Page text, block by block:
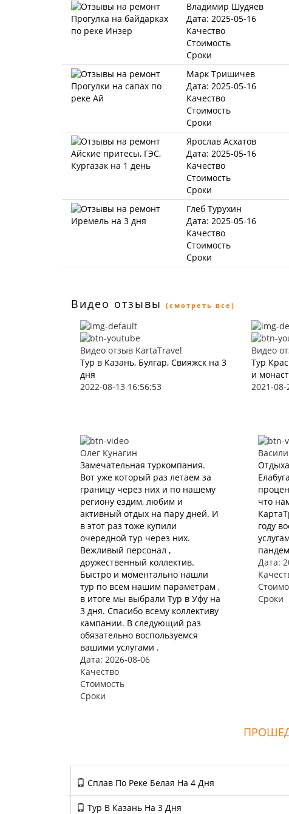
Владимир Шудяев
Дата: 2025-05-16
Качество
Стоимость
Сроки
Марк Тришичев
Дата: 2025-05-16
Качество
Стоимость
Сроки
Ярослав Асхатов
Дата: 2025-05-16
Качество
Стоимость
Сроки
Глеб Турухин
Дата: 2025-05-16
Качество
Стоимость
Сроки
Видео отзывы (смотреть все)
Видео отзыв KartaTravel
Тур в Казань, Булгар, Свияжск на 3
дня
2022-08-13 16:56:53
Видео
Тур
и
2021-
Олег Кунагин
Замечательная туркомпания.
Вот уже который раз летаем за
границу через них и по нашему
региону ездим, любим и
активный отдых на пару дней. И
в этот раз тоже купили
очередной тур через них.
Вежливый персонал ,
дружественный коллектив.
Быстро и моментально нашли
тур по всем нашим параметрам ,
в итоге мы выбрали Тур в Уфу на
3 дня. Спасибо всему коллективу
кампании. В следующий раз
обязательно воспользуемся
вашими услугами .
Дата: 2026-08-06
Качество
Стоимость
Сроки
что
году
Дата:
Сроки
Сплав По Реке Белая На 4 Дня
Тур В Казань На 3 Дня